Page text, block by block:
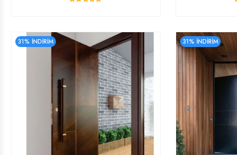
31% İNDİRİM 31% İNDİRİM